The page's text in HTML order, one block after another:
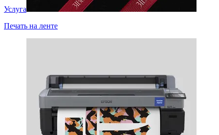
Услуга
Печать на ленте